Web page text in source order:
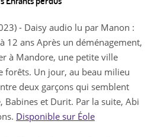
- Daisy audio lu par Manon :
12 ans Après un déménagement,
à Mandore, une petite ville
forêts. Un jour, au beau milieu
deux garçons qui semblent
et Durit. Par la suite, Abi
Disponible sur Éole